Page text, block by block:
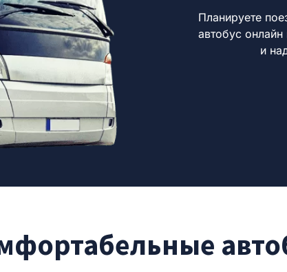
Планируете
автобус онлайн
и